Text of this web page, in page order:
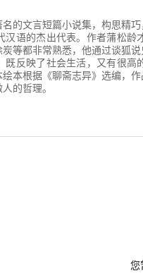
名的文言短篇小说集，构思精
语的杰出代表。作者蒲松
等都非常熟悉，他通过谈狐
反映了社会生活，又有很
本根据《聊斋志异》选编，
的哲理。
您